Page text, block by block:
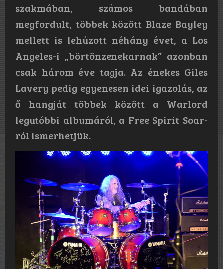
szakmában, számos bandában
megfordult, többek között Blaze Bayley
mellett is lehúzott néhány évet, a Los
Angeles-i „börtönzenekarnak” azonban
csak három éve tagja. Az énekes Giles
Lavery pedig egyenesen idei igazolás, az
ő hangját többek között a Warlord
legutóbbi albumáról, a Free Spirit Soar-
ról ismerhetjük.